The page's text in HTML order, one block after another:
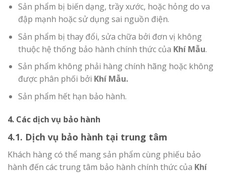
Sản phẩm bị biến dạng, trầy xước, hoặc hỏng do va
đập mạnh hoặc sử dụng sai nguồn điện.
Sản phẩm bị thay đổi, sửa chữa bởi đơn vị không
thuộc hệ thống bảo hành chính thức của Khí Mẫu.
Sản phẩm không phải hàng chính hãng hoặc không
được phân phối bởi Khí Mẫu.
Sản phẩm hết hạn bảo hành.
4. Các dịch vụ bảo hành
4.1. Dịch vụ bảo hành tại trung tâm
Khách hàng có thể mang sản phẩm cùng phiếu bảo
hành đến các trung tâm bảo hành chính thức của Khí